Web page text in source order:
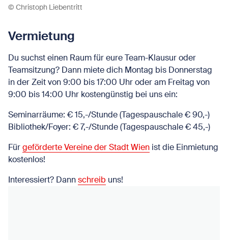
© Christoph Liebentritt
Vermietung
Du suchst einen Raum für eure Team-Klausur oder
Teamsitzung? Dann miete dich Montag bis Donnerstag
in der Zeit von 9:00 bis 17:00 Uhr oder am Freitag von
9:00 bis 14:00 Uhr kostengünstig bei uns ein:
Seminarräume: € 15,-/Stunde (Tagespauschale € 90,-)
Bibliothek/Foyer: € 7,-/Stunde (Tagespauschale € 45,-)
Fürgeförderte Vereine der Stadt Wien ist die Einmietung
kostenlos!
Interessiert? Dannschreib uns!